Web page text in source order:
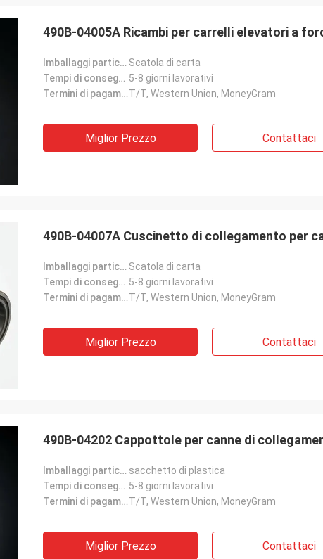
490B-04005A Ricambi per carrelli elevatori a
Imballaggi particolari: Scatola di carta
Tempi di consegna: 5-8 giorni lavorativi
Termini di pagamento:T/T, Western Union, MoneyGram
Miglior Prezzo Contattaci
490B-04007A Cuscinetto di collegamento per
Imballaggi particolari: Scatola di carta
Tempi di consegna: 5-8 giorni lavorativi
Termini di pagamento:T/T, Western Union, MoneyGram
Miglior Prezzo Contattaci
490B-04202 Cappottole per canne di
Imballaggi particolari: sacchetto di plastica
Tempi di consegna: 5-8 giorni lavorativi
Termini di pagamento:T/T, Western Union, MoneyGram
Miglior Prezzo Contattaci